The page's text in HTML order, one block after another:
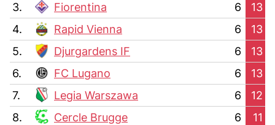
3.
Fiorentina 6
13
4.
Rapid Vienna 6
13
5.
Djurgardens IF 6
13
6.
FC Lugano 6
13
7.
Legia Warszawa 6
12
8.
Cercle Brugge 6
11